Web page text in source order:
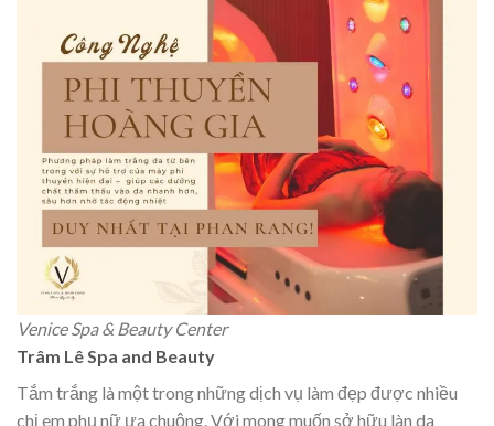
Venice Spa & Beauty Center
Trâm Lê Spa and Beauty
Tắm trắng là một trong những dịch vụ làm đẹp được nhiều
chị em phụ nữ ưa chuộng. Với mong muốn sở hữu làn da